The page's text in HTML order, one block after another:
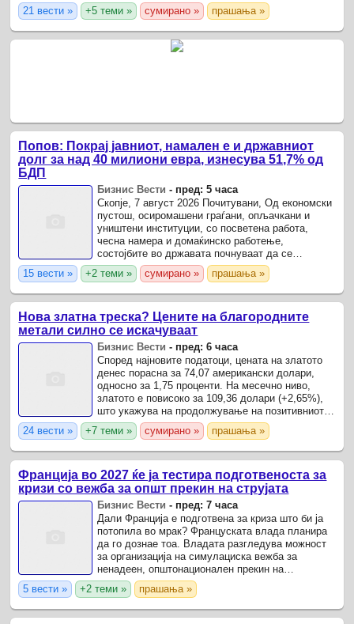
за храна на Обединетите нации (ФАО).
21 вести » +5 теми » сумирано » прашања »
Попов: Покрај јавниот, намален е и државниот
долг за над 40 милиони евра, изнесува 51,7% од
БДП
Бизнис Вести - пред: 5 часа
Скопје, 7 август 2026 Почитувани, Од економски
пустош, осиромашени граѓани, опљачкани и
уништени институции, со посветена работа,
чесна намера и домаќинско работење,
состојбите во државата почнуваат да се
средуваат, се наведува во соопштението на
ВМРО-ДПМНЕ од денешната ...
15 вести » +2 теми » сумирано » прашања »
Нова златна треска? Цените на благородните
метали силно се искачуваат
Бизнис Вести - пред: 6 часа
Според најновите податоци, цената на златото
денес порасна за 74,07 американски долари,
односно за 1,75 проценти. На месечно ниво,
златото е повисоко за 109,36 долари (+2,65%),
што укажува на продолжување на позитивниот
тренд на пазарот.
24 вести » +7 теми » сумирано » прашања »
Франција во 2027 ќе ја тестира подготвеноста за
кризи со вежба за општ прекин на струјата
Бизнис Вести - пред: 7 часа
Дали Франција е подготвена за криза што би ја
потопила во мрак? Француската влада планира
да го дознае тоа. Владата разгледува можност
за организација на симулациска вежба за
ненадеен, општонационален прекин на
снабдувањето со електрична енергија во втората
половина на 2027 ...
5 вести » +2 теми » прашања »